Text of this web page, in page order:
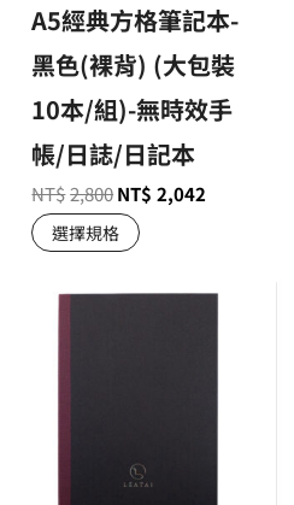
A5經典方格筆記本-
黑色(裸背) (大包裝
10本/組)-無時效手
帳/日誌/日記本
NT$2,800NT$ 2,042
選擇規格